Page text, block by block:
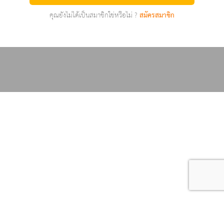
คุณยังไม่ได้เป็นสมาชิกใช่หรือไม่ ?สมัครสมาชิก